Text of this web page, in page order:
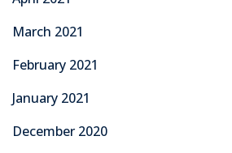
March 2021
February 2021
January 2021
December 2020